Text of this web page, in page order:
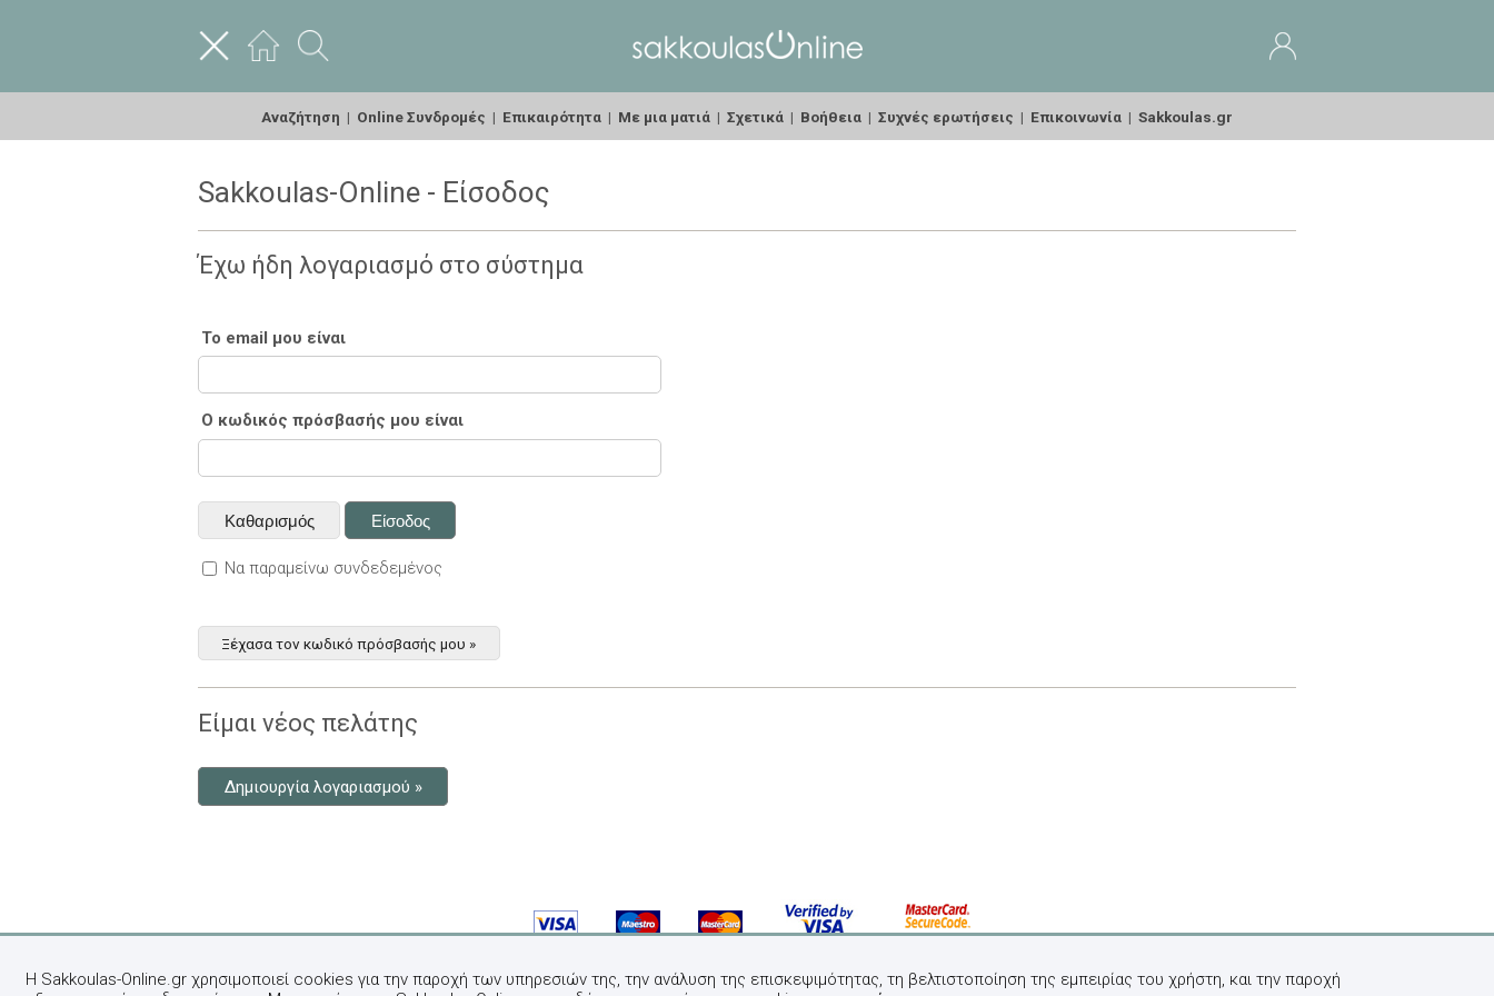
Αναζήτηση | Online Συνδρομές | Επικαιρότητα | Με μια ματιά | Σχετικά | Βοήθεια | Συχνές ερωτήσεις | Επικοινωνία | Sakkoulas.gr
Sakkoulas-Online - Είσοδος
Έχω ήδη λογαριασμό στο σύστημα
Το email μου είναι
Ο κωδικός πρόσβασής μου είναι
Να παραμείνω συνδεδεμένος
Ξέχασα τον κωδικό πρόσβασής μου »
Είμαι νέος πελάτης
Δημιουργία λογαριασμού »
Η Sakkoulas-Online.gr χρησιμοποιεί cookies για την παροχή των υπηρεσιών της, την ανάλυση της επισκεψιμότητας, τη βελτιστοποίηση της εμπειρίας του χρήστη, και την παροχή